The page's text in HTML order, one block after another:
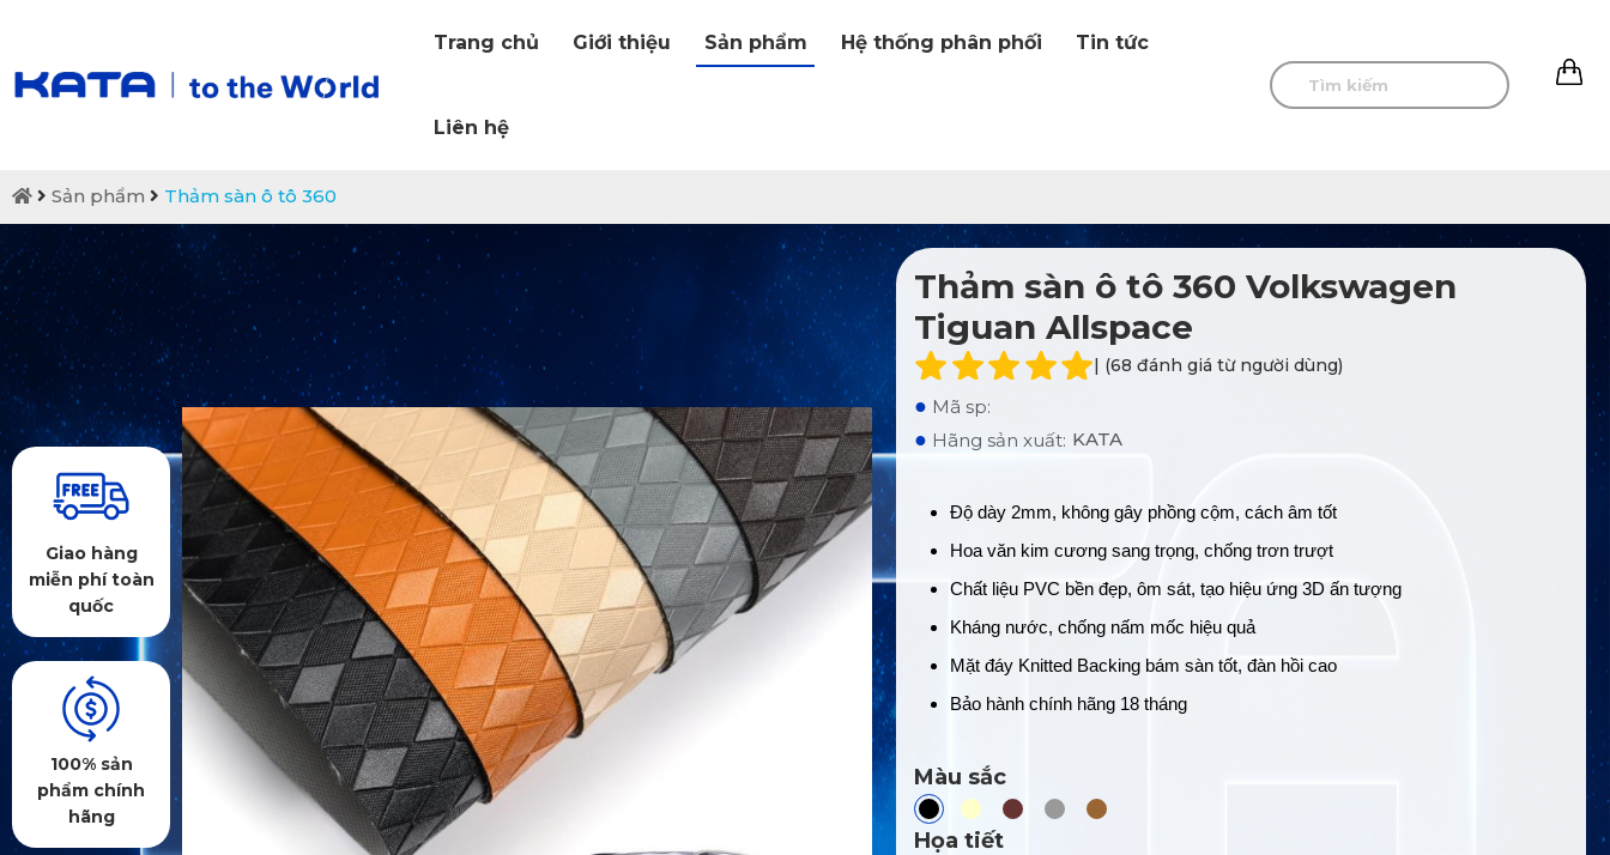
Trang chủ Giới thiệu Sản phẩm Hệ thống phân phối Tin tức
Liên hệ
Sản phẩm Thảm sàn ô tô 360
Giao hàng
miễn phí toàn
quốc
100% sản
phẩm chính
hãng
Thảm sàn ô tô 360 Volkswagen
Tiguan Allspace
| (68 đánh giá từ người dùng)
● Mã sp:
● Hãng sản xuất: KATA
Độ dày 2mm, không gây phồng cộm, cách âm tốt
Hoa văn kim cương sang trọng, chống trơn trượt
Chất liệu PVC bền đẹp, ôm sát, tạo hiệu ứng 3D ấn tượng
Kháng nước, chống nấm mốc hiệu quả
Mặt đáy Knitted Backing bám sàn tốt, đàn hồi cao
Bảo hành chính hãng 18 tháng
Màu sắc
Họa tiết